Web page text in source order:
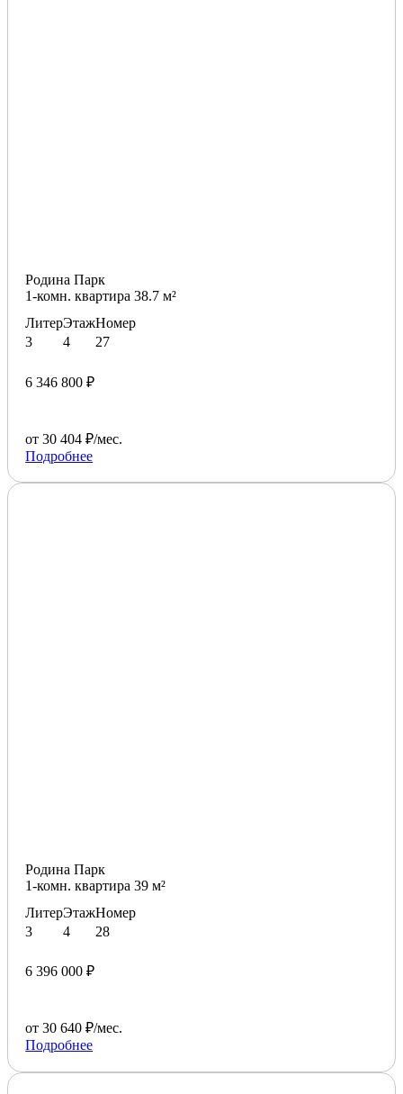
Родина Парк
1-комн. квартира 38.7 м²
Литер
3
Этаж
4
Номер
27
6 346 800 ₽
от 30 404 ₽/мес.
Подробнее
Родина Парк
1-комн. квартира 39 м²
Литер
3
Этаж
4
Номер
28
6 396 000 ₽
от 30 640 ₽/мес.
Подробнее